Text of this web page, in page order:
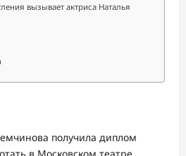
вызывает актриса Наталья
получила диплом